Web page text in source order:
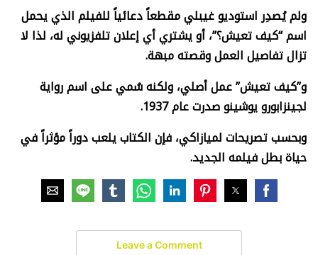
ولم يُصدِر استوديو غيبلي مقطعاً دعائياً للفيلم الذي يحمل
اسم “كيف تعيش؟”، أو يشتري أي إعلان تلفزيوني له، لذا لا
تزال تفاصيل العمل وقصته مبهة.
و”كيف تعيش” عمل أصلي، ولكنه سُمي على اسم رواية
لجينزابورو يوشينو صدرت عام 1937.
وبحسب تصريحات لميازاكي، فإن الكتاب يلعب دوراً مؤثراً في
حياة بطل فيلمه الجديد.
Leave a Comment